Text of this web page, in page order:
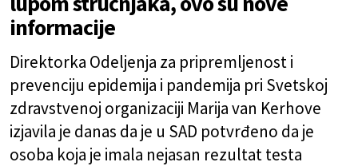
informacije
Direktorka Odeljenja za pripremljenost i
prevenciju epidemija i pandemija pri Svetskoj
zdravstvenoj organizaciji Marija van Kerhove
izjavila je danas da je u SAD potvrđeno da je
osoba koja je imala nejasan rezultat testa